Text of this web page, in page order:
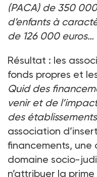
(PACA) de 350
d’enfants à
de 126 000 euros…
Résultat : les
fonds propres et
Quid des
venir et de
des
association
financements, une
domaine socio-
n’attribuer la